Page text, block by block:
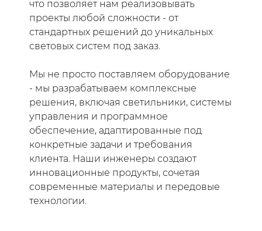
что позволяет нам реализовывать
проекты любой сложности - от
стандартных решений до уникальных
световых систем под заказ.
Мы не просто поставляем оборудование
- мы разрабатываем комплексные
решения, включая светильники, системы
управления и программное
обеспечение, адаптированные под
конкретные задачи и требования
клиента. Наши инженеры создают
инновационные продукты, сочетая
современные материалы и передовые
технологии.